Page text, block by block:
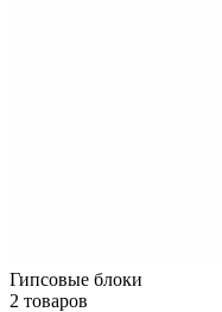
Гипсовые блоки
2 товаров